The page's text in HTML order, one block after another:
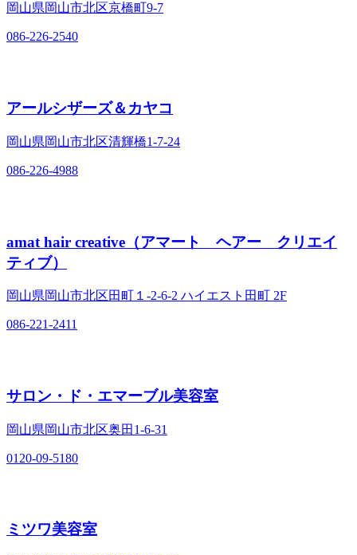
岡山県岡山市北区京橋町9‐7
086-226-2540
アールシザーズ＆カヤコ
岡山県岡山市北区清輝橋1‐7‐24
086-226-4988
amat hair creative（アマート ヘアー クリエイ
ティブ）
岡山県岡山市北区田町１‐2‐6‐2 ハイエスト田町 2F
086-221-2411
サロン・ド・エマーブル美容室
岡山県岡山市北区奥田1‐6‐31
0120-09-5180
ミツワ美容室